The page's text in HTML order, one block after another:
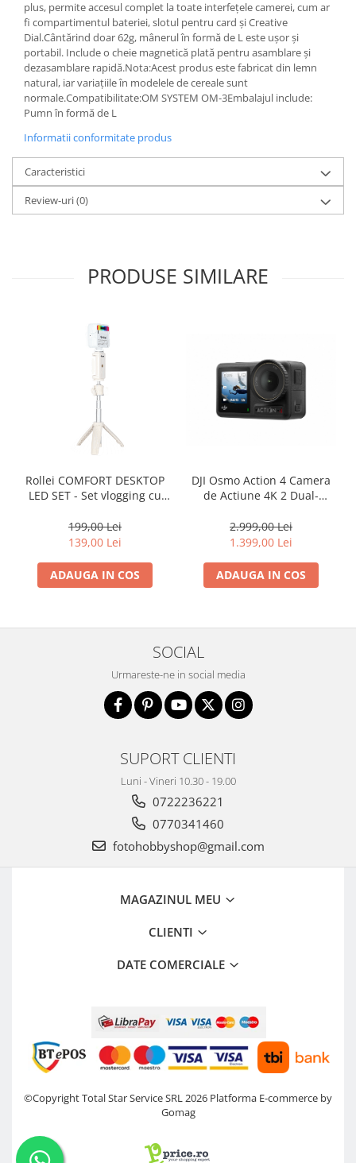
plus, permite accesul complet la toate interfețele camerei, cum ar
fi compartimentul bateriei, slotul pentru card și Creative
Dial.Cântărind doar 62g, mânerul în formă de L este ușor și
portabil. Include o cheie magnetică plată pentru asamblare și
dezasamblare rapidă.Nota:Acest produs este fabricat din lemn
natural, iar variațiile în modelele de cereale sunt
normale.Compatibilitate:OM SYSTEM OM-3Embalajul include:
Pumn în formă de L
Informatii conformitate produs
Caracteristici
Review-uri(0)
PRODUSE SIMILARE
Rollei COMFORT DESKTOP
LED SET - Set vlogging cu
suport de telefon/camera
de actiune si cu lampa RGB
199,00 Lei
139,00 Lei
ADAUGA IN COS
DJI Osmo Action 4 Camera
de Actiune 4K 2 Dual-
2.999,00 Lei
1.399,00 Lei
ADAUGA IN COS
SOCIAL
Urmareste-ne in social media
SUPORT CLIENTI
Luni - Vineri 10.30 - 19.00
0722236221
0770341460
fotohobbyshop@gmail.com
MAGAZINUL MEU
CLIENTI
DATE COMERCIALE
©Copyright Total Star Service SRL 2026 Platforma E-commerce by
Gomag